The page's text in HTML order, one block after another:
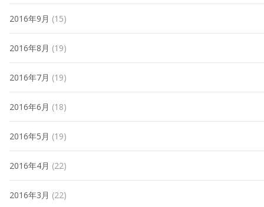
2016年9月 (15)
2016年8月 (19)
2016年7月 (19)
2016年6月 (18)
2016年5月 (19)
2016年4月 (22)
2016年3月 (22)